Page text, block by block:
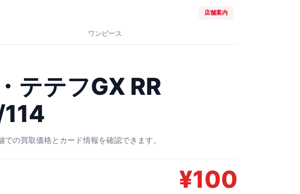
店舗案内
ワンピース
テテフGX RR
での買取価格とカード情報を確認できます。
¥100